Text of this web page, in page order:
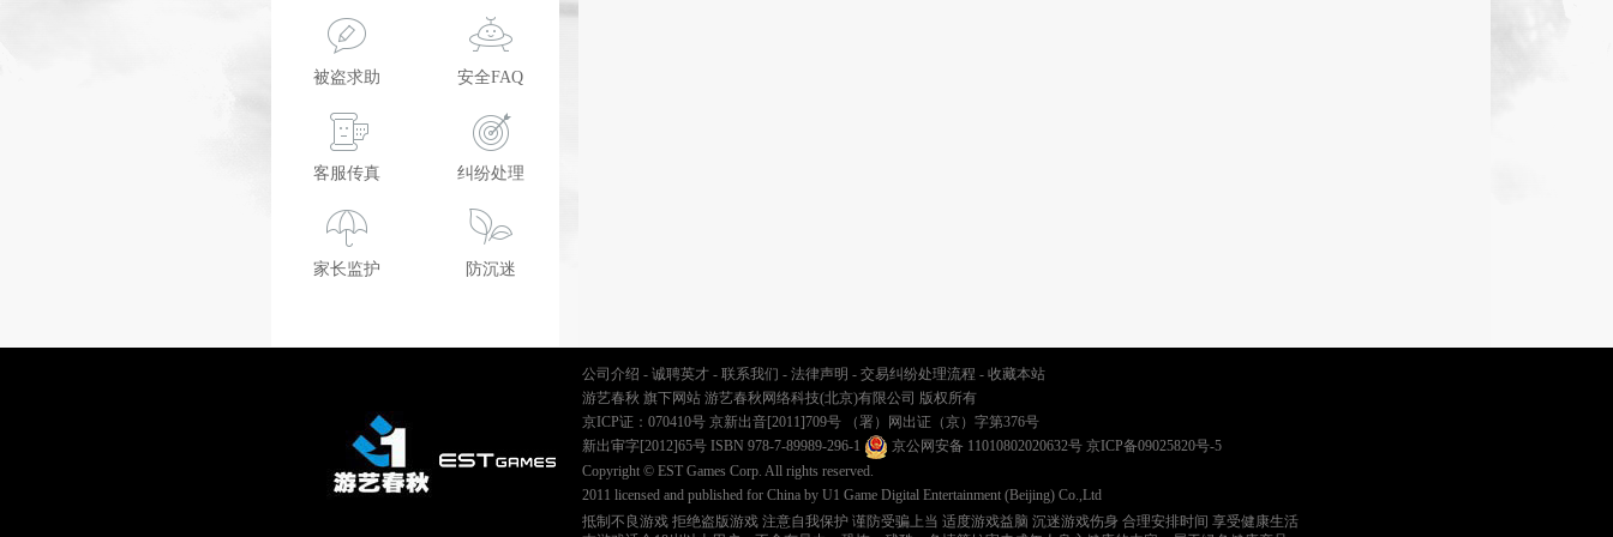
被盗求助 安全FAQ
客服传真 纠纷处理
家长监护 防沉迷
公司介绍 - 诚聘英才 - 联系我们 - 法律声明 - 交易纠纷处理流程 - 收藏本站
游艺春秋 旗下网站 游艺春秋网络科技(北京)有限公司 版权所有
京ICP证：070410号 京新出音[2011]709号
（署）网出证（京）字第376号
新出审字[2012]65号 ISBN 978-7-89989-296-1
京公网安备 11010802020632号 京ICP备09025820号-5
Copyright © EST Games Corp. All rights reserved.
2011 licensed and published for China by U1 Game Digital Entertainment (Beijing) Co.,Ltd
抵制不良游戏 拒绝盗版游戏 注意自我保护 谨防受骗上当 适度游戏益脑 沉迷游戏伤身 合理安排时间 享受健康生活